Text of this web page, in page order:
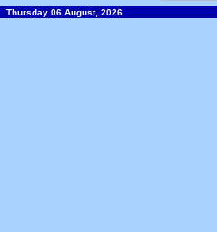
Thursday 06 August, 2026